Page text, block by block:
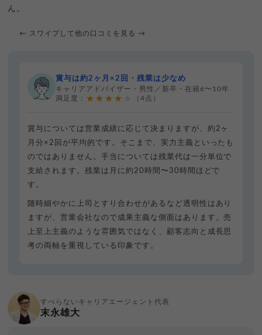
ん。
← スワイプして他の口コミを見る →
賞与は約2ヶ月×2回・残業は少なめ
キャリアアドバイザー・男性／新卒・在籍6〜10年
満足度： ★★★★★ （4点）
賞与については営業成績に応じて決まりますが、約2ヶ
月分×2回が平均的です。そこまで、実力主義といったも
のではありません。手当については残業代は一分単位で
支給されます。残業は月に約20時間〜30時間ほどで
す。
随時細やかに上司とすり合わせがあるなど透明性はあり
ますが、営業会社なので成果主義な側面はあります。売
上至上主義のような雰囲気ではなく、顧客志向と成長思
考の両軸を重視している印象です。
すべらないキャリアエージェント代表
末永雄大